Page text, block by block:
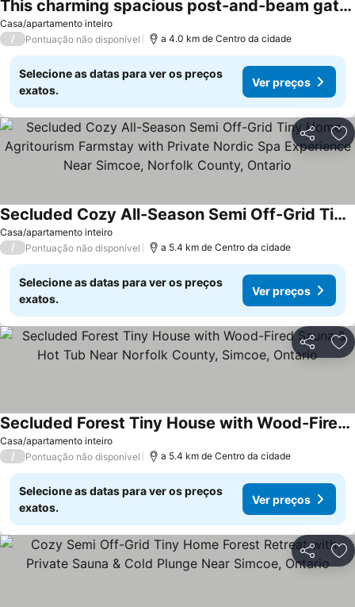
Casa/apartamento inteiro
This charming spacious post-and-beam gateway approx. 5 mins from Pt Dover beach.
Ver preços
/ Pontuação não disponível a 4.0 km de Centro da cidade
Selecione as datas para ver os preços
exatos.
Ver preços
Partilhar
Casa/apartamento inteiro
Secluded Cozy All-Season Semi Off-Grid Tiny Home Agritourism Farmstay with Private Nordic Spa Experience Near Simcoe, Norfolk County, Ontario
Ver preços
/ Pontuação não disponível a 5.4 km de Centro da cidade
Selecione as datas para ver os preços
exatos.
Ver preços
Partilhar
Casa/apartamento inteiro
Secluded Forest Tiny House with Wood-Fired Sauna & Hot Tub Near Norfolk County, Simcoe, Ontario
Ver preços
/ Pontuação não disponível a 5.4 km de Centro da cidade
Selecione as datas para ver os preços
exatos.
Ver preços
Partilhar